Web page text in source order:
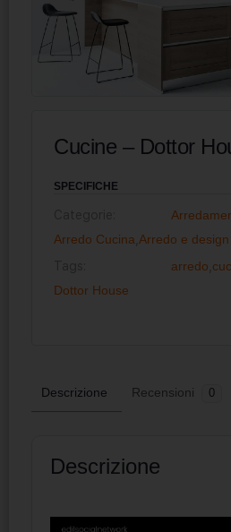
Cucine – Dottor
SPECIFICHE
Arredo Cucina Arredo e design
arredo
Dottor House
Descrizione Recensioni 0
Descrizione